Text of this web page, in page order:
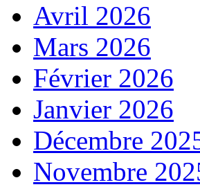
Avril 2026
Mars 2026
Février 2026
Janvier 2026
Décembre
Novembre